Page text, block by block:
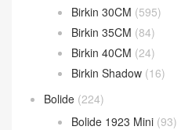
Birkin 30CM (595)
Birkin 35CM (84)
Birkin 40CM (24)
Birkin Shadow (16)
Bolide (224)
Bolide 1923 Mini (93)